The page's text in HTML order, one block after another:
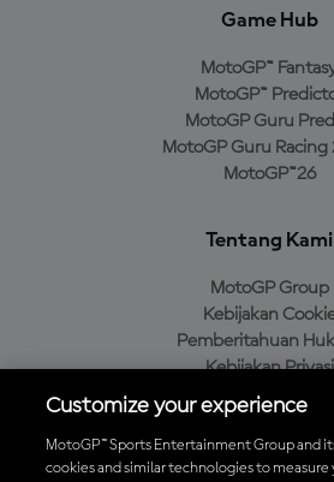
Game Hub
MotoGP™
MotoGP™
MotoGP Guru
MotoGP Guru Racing
MotoGP™26
Tentang Kami
MotoGP Group
Kebijakan
Pemberitahuan
Kebijakan Privasi
Kebijakan
Customize your experience
MotoGP™ Sports Entertainment Group and
cookies and similar technologies to